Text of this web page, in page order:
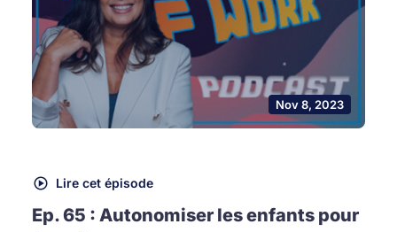
Nov 8, 2023
Lire cet épisode
Ep. 65 : Autonomiser les enfants pour